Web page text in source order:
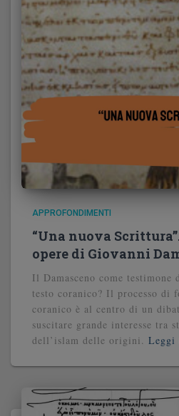
APPROFONDIMENTI
“Una nuova
opere di Giovanni
Il Damasceno come testimone
testo coranico? Il processo di
coranico è al centro di un
suscitare grande interesse tra
dell’islam delle origini.